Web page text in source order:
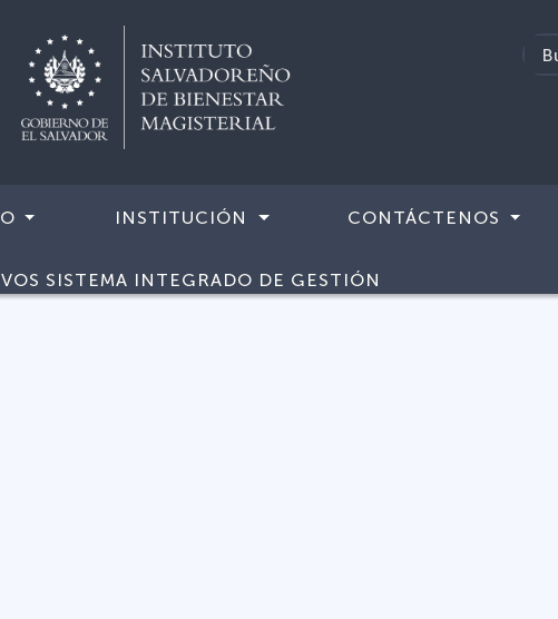
INSTITUCIÓN CONTÁCTENOS
SISTEMA INTEGRADO DE GESTIÓN